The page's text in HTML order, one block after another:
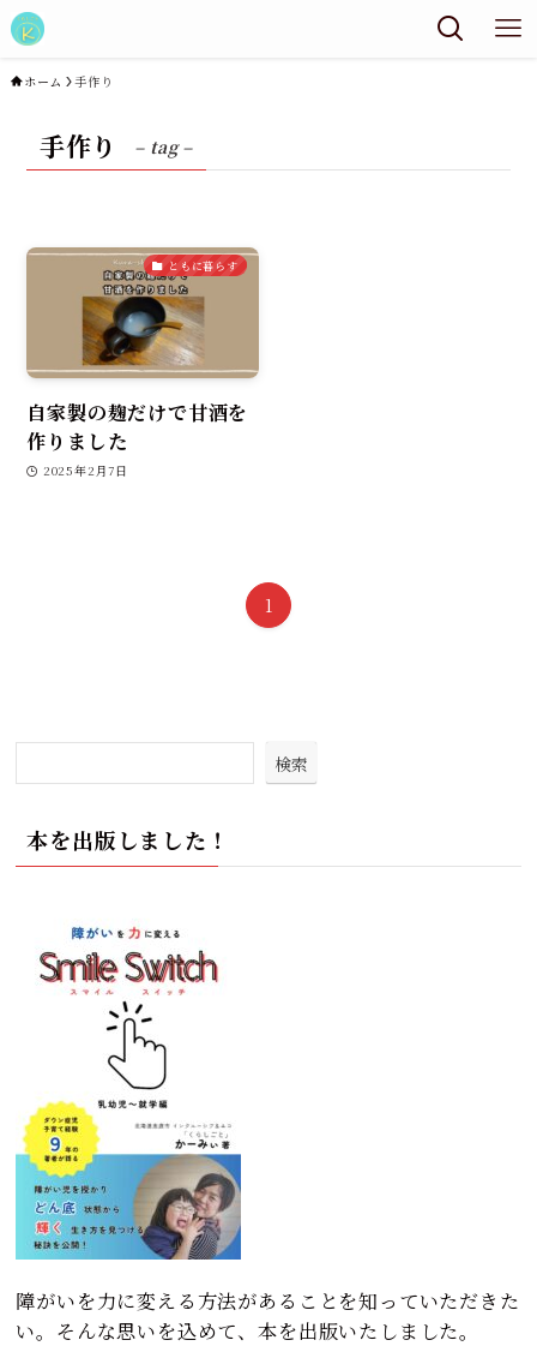
ホーム 手作り
手作り – tag –
ともに暮らす
自家製の麹だけで甘酒を
作りました
2025年2月7日
1
検索
本を出版しました！
障がいを力に変える方法があることを知っていただきた
い。そんな思いを込めて、本を出版いたしました。